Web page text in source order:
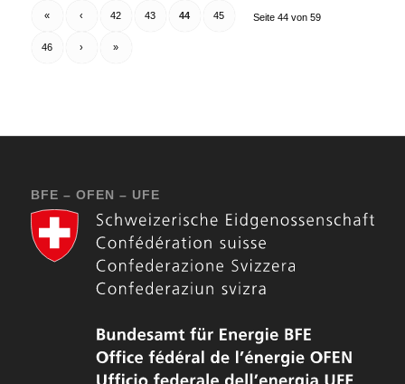
Seite 44 von 59
« ‹ 42 43 44 45
46 › »
BFE – OFEN – UFE